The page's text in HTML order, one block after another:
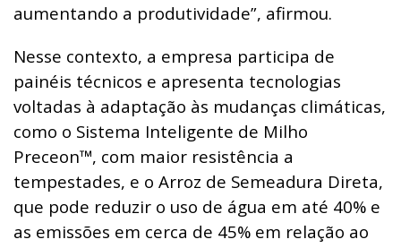
aumentando a produtividade”, afirmou.
Nesse contexto, a empresa participa de
painéis técnicos e apresenta tecnologias
voltadas à adaptação às mudanças climáticas,
como o Sistema Inteligente de Milho
Preceon™, com maior resistência a
tempestades, e o Arroz de Semeadura Direta,
que pode reduzir o uso de água em até 40% e
as emissões em cerca de 45% em relação ao